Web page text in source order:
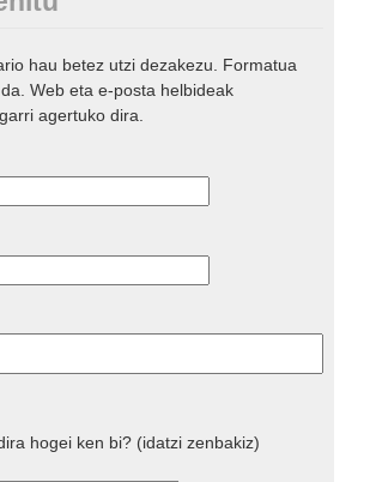
hau betez utzi dezakezu. Formatua
Web eta e-posta helbideak
agertuko dira.
hogei ken bi? (idatzi zenbakiz)